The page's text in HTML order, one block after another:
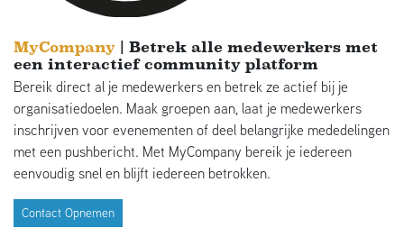
MyCompany | Betrek alle medewerkers met
een interactief community platform
Bereik direct al je medewerkers en betrek ze actief bij je
organisatiedoelen. Maak groepen aan, laat je medewerkers
inschrijven voor evenementen of deel belangrijke mededelingen
met een pushbericht. Met MyCompany bereik je iedereen
eenvoudig snel en blijft iedereen betrokken.
Contact Opnemen